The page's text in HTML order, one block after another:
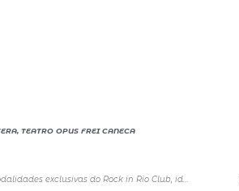
, TEATRO OPUS FREI CANECA